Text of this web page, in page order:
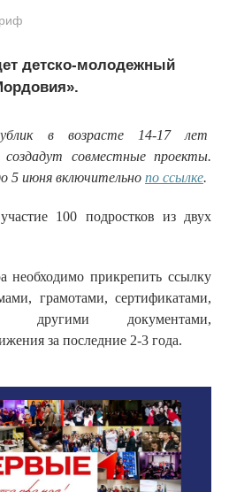
детско-молодежный
в возрасте 14-17 лет
совместные проекты.
5 июня включительно по ссылке.
100 подростков из двух
необходимо прикрепить ссылку
грамотами, сертификатами,
другими документами,
за последние 2-3 года.